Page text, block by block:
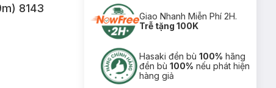
8143
Giao Nhanh Miễn Phí 2H.
Trễ tặng 100K
Hasaki đền bù100% hãng
đền bù100% nếu phát hiện
hàng giả